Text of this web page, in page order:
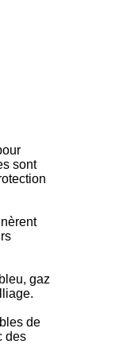
sont
gaz
de
des